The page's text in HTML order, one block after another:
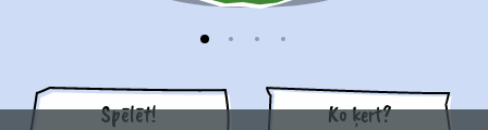
Spēlēt! Ko ķert?